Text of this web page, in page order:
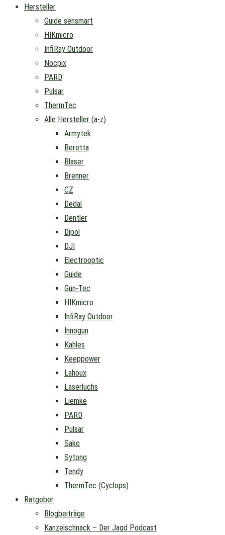
Hersteller
Guide sensmart
HIKmicro
InfiRay Outdoor
Nocpix
PARD
Pulsar
ThermTec
Alle Hersteller (a-z)
Armytek
Beretta
Blaser
Brenner
CZ
Dedal
Dentler
Dipol
DJI
Electrooptic
Guide
Gun-Tec
HIKmicro
InfiRay Outdoor
Innogun
Kahles
Keeppower
Lahoux
Laserluchs
Liemke
PARD
Pulsar
Sako
Sytong
Tendy
ThermTec (Cyclops)
Ratgeber
Blogbeiträge
Kanzelschnack – Der Jagd Podcast